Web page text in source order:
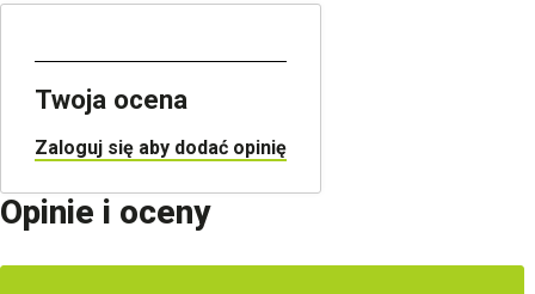
Twoja ocena
Zaloguj się aby dodać opinię
Opinie i oceny